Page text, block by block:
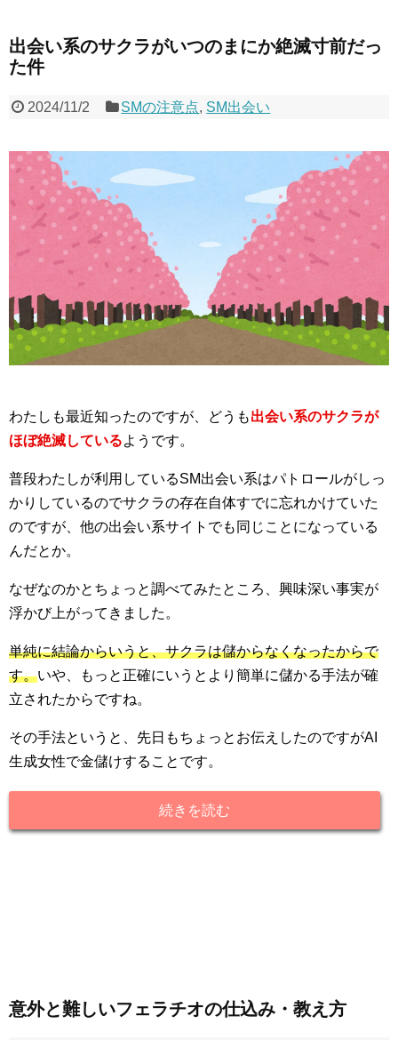
出会い系のサクラがいつのまにか絶滅寸前だっ
た件
2024/11/2 SMの注意点, SM出会い
わたしも最近知ったのですが、どうも出会い系のサクラが
ほぼ絶滅しているようです。
普段わたしが利用しているSM出会い系はパトロールがしっ
かりしているのでサクラの存在自体すでに忘れかけていた
のですが、他の出会い系サイトでも同じことになっている
んだとか。
なぜなのかとちょっと調べてみたところ、興味深い事実が
浮かび上がってきました。
単純に結論からいうと、サクラは儲からなくなったからで
す。いや、もっと正確にいうとより簡単に儲かる手法が確
立されたからですね。
その手法というと、先日もちょっとお伝えしたのですがAI
生成女性で金儲けすることです。
続きを読む
意外と難しいフェラチオの仕込み・教え方